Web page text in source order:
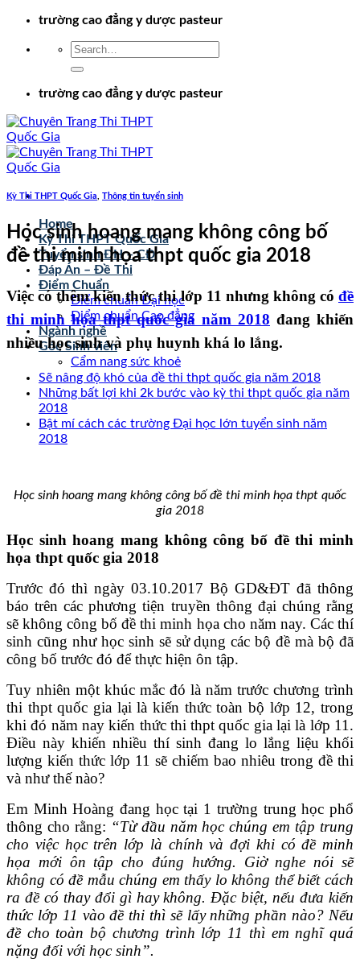
Chuyểntrường cao đẳng y dược pasteur
trường cao đẳng y dược pasteur
Home
Kỳ Thi THPT Quốc Gia
Tuyển sinh ĐH – CĐ
Đáp Án – Đề Thi
Điểm Chuẩn
Điểm chuẩn Đại học
Điểm chuẩn Cao đẳng
Ngành nghề
Góc Sinh viên
Cẩm nang sức khoẻ
Kỳ Thi THPT Quốc Gia Thông tin tuyển sinh
Học sinh hoang mang không công bố
đề thi minh họa thpt quốc gia 2018
Việc có thêm kiến thức thi lớp 11 nhưng không có đề
thi minh họa thpt quốc gia năm 2018 đang khiến
nhiều học sinh và phụ huynh khá lo lắng.
Sẽ nâng độ khó của đề thi thpt quốc gia năm 2018
Những bất lợi khi 2k bước vào kỳ thi thpt quốc gia năm
2018
Bật mí cách các trường Đại học lớn tuyển sinh năm
2018
Học sinh hoang mang không công bố đề thi minh họa thpt quốc
gia 2018
Học sinh hoang mang không công bố đề thi minh
họa thpt quốc gia 2018
Trước đó thì ngày 03.10.2017 Bộ GD&ĐT đã thông
báo trên các phương tiện truyền thông đại chúng rằng
sẽ không công bố đề thi minh họa cho năm nay. Các thí
sinh cũng như học sinh sẽ sử dụng các bộ đề mà bộ đã
công bố trước đó để thực hiện ôn tập.
Tuy nhiên một khúc mắc đó là năm trước chương trình
thi thpt quốc gia lại là kiến thức toàn bộ lớp 12, trong
khi đó năm nay kiến thức thi thpt quốc gia lại là lớp 11.
Điều này khiến nhiều thí sinh đang lo lắng liệu khối
lượng kiến thức lớp 11 sẽ chiếm bao nhiêu trong đề thi
và như thế nào?
Em Minh Hoàng đang học tại 1 trường trung học phổ
thông cho rằng: “Từ đầu năm học chúng em tập trung
cho việc học trên lớp là chính và đợi khi có đề minh
họa mới ôn tập cho đúng hướng. Giờ nghe nói sẽ
không có đề mẫu chúng em thấy lo không thể biết cách
ra đề có thay đổi gì hay không. Đặc biệt, nếu đưa kiến
thức lớp 11 vào đề thi thì sẽ lấy những phần nào? Nếu
đề cho toàn bộ chương trình lớp 11 thì em nghĩ quá
nặng đối với học sinh”.